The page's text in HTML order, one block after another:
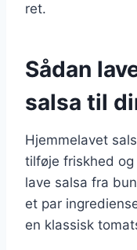
ret.
Sådan
salsa til
Hjemmelavet
tilføje friskhed
lave salsa fra
et par
en klassisk